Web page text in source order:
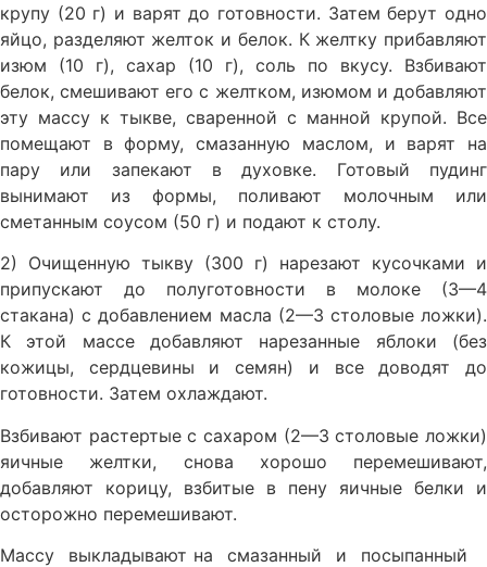
крупу (20 г) и ва­рят до готовности. Затем берут одно
яйцо, разделяют желток и бе­лок. К желтку прибавляют
изюм (10 г), сахар (10 г), соль по вкусу. Взбивают
белок, смешивают его с желтком, изюмом и добавляют
эту массу к тыкве, сваренной с манной крупой. Все
помещают в форму, смазанную маслом, и варят на
пару или запекают в духов­ке. Готовый пудинг
вынимают из формы, поливают молочным или
сметанным соусом (50 г) и подают к столу.
2) Очищенную тыкву (300 г) нарезают кусочками и
припуска­ют до полуготовности в молоке (3—4
стакана) с добавлением масла (2—3 столовые ложки).
К этой массе добавляют нарезанные яблоки (без
кожицы, сердцевины и семян) и все доводят до
готовности. За­тем охлаждают.
Взбивают растертые с сахаром (2—3 столовые ложки)
яичные желтки, снова хорошо перемешивают,
добавляют корицу, взбитые в пену яичные белки и
осторожно перемешивают.
Массу выкладывают на смазанный и посыпанный